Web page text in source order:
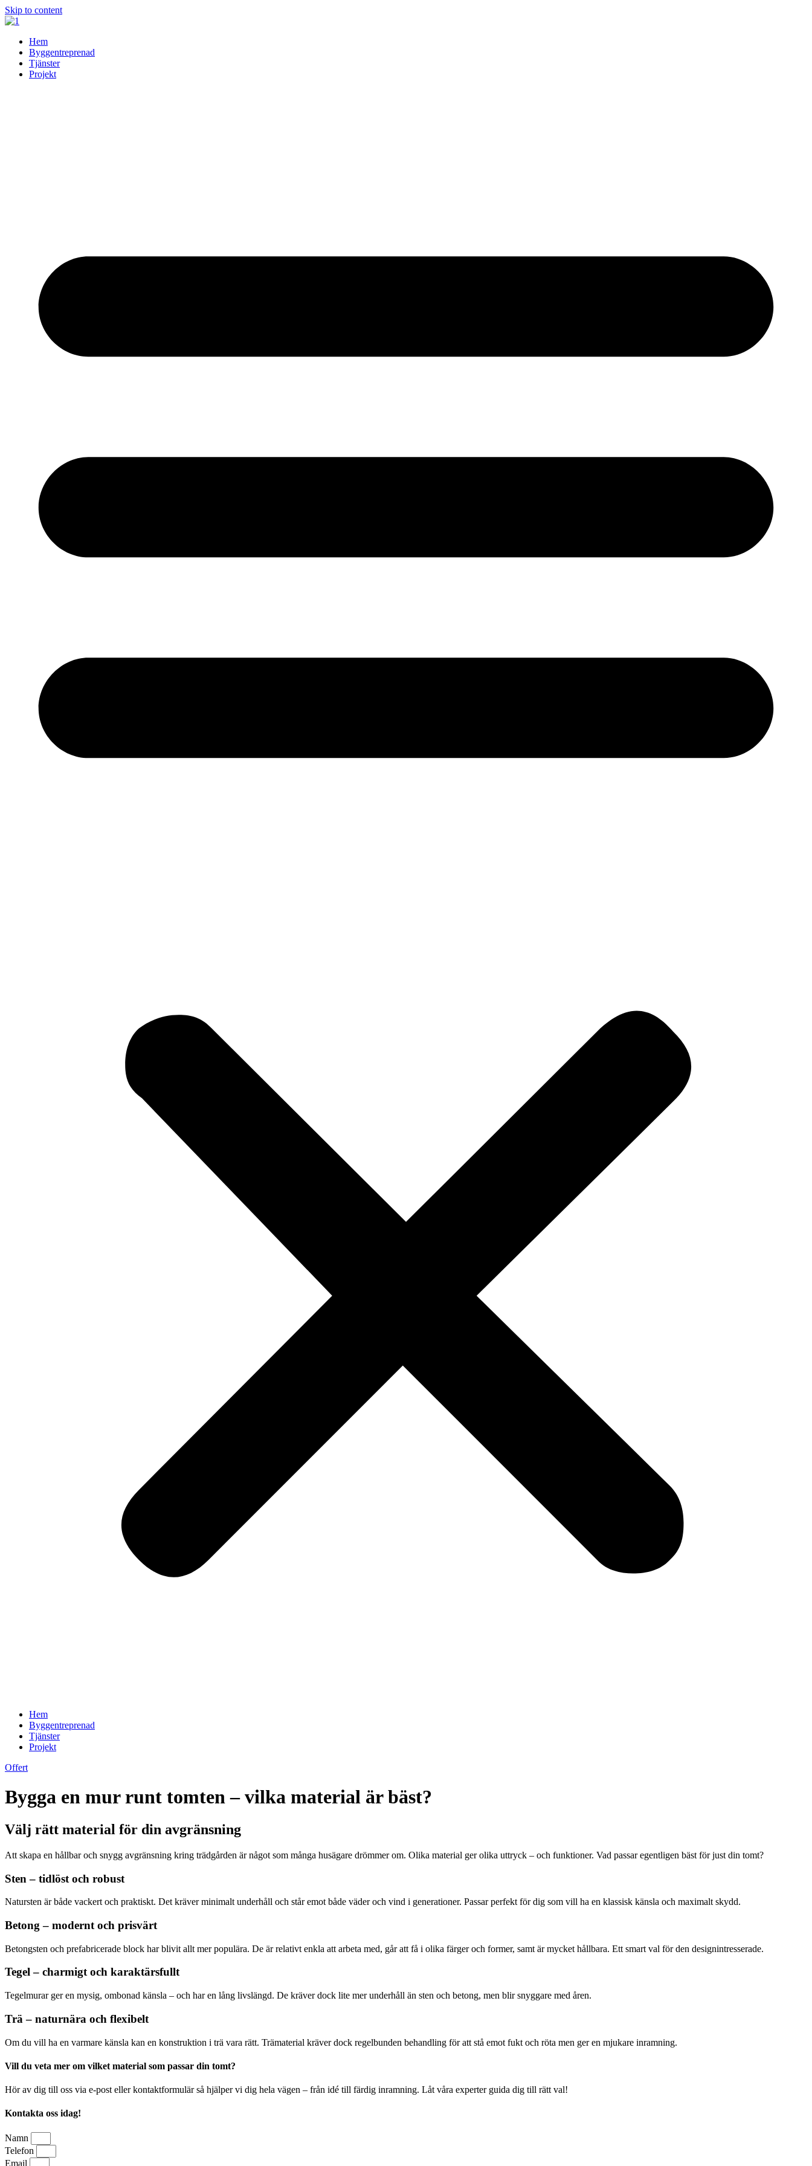
Skip to content
Hem
Byggentreprenad
Tjänster
Projekt
Hem
Byggentreprenad
Tjänster
Projekt
Offert
Bygga en mur runt tomten – vilka material är bäst?
Välj rätt material för din avgränsning
Att skapa en hållbar och snygg avgränsning kring trädgården är något som många husägare drömmer om. Olika material ger olika uttryck – och funktioner. Vad passar egentligen bäst för just din tomt?
Sten – tidlöst och robust
Natursten är både vackert och praktiskt. Det kräver minimalt underhåll och står emot både väder och vind i generationer. Passar perfekt för dig som vill ha en klassisk känsla och maximalt skydd.
Betong – modernt och prisvärt
Betongsten och prefabricerade block har blivit allt mer populära. De är relativt enkla att arbeta med, går att få i olika färger och former, samt är mycket hållbara. Ett smart val för den designintresserade.
Tegel – charmigt och karaktärsfullt
Tegelmurar ger en mysig, ombonad känsla – och har en lång livslängd. De kräver dock lite mer underhåll än sten och betong, men blir snyggare med åren.
Trä – naturnära och flexibelt
Om du vill ha en varmare känsla kan en konstruktion i trä vara rätt. Trämaterial kräver dock regelbunden behandling för att stå emot fukt och röta men ger en mjukare inramning.
Vill du veta mer om vilket material som passar din tomt?
Hör av dig till oss via e-post eller kontaktformulär så hjälper vi dig hela vägen – från idé till färdig inramning. Låt våra experter guida dig till rätt val!
Kontakta oss idag!
Namn
Telefon
Email